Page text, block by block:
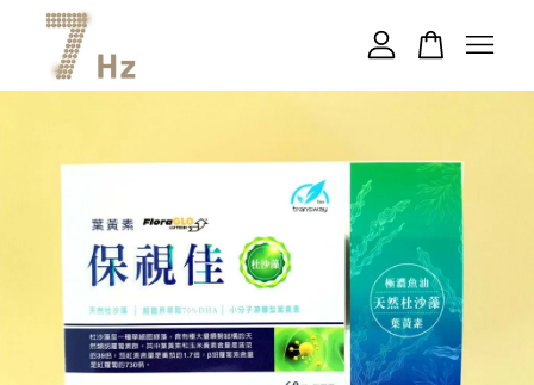
繼續購物